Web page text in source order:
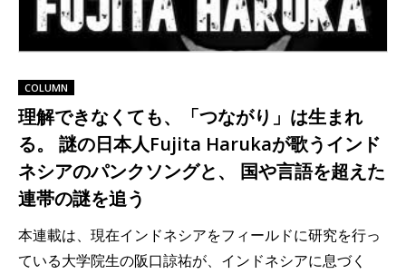
COLUMN
理解できなくても、「つながり」は生まれ
る。 謎の日本人Fujita Harukaが歌うインド
ネシアのパンクソングと、 国や言語を超えた
連帯の謎を追う
本連載は、現在インドネシアをフィールドに研究を行っ
ている大学院生の阪口諒祐が、インドネシアに息づく